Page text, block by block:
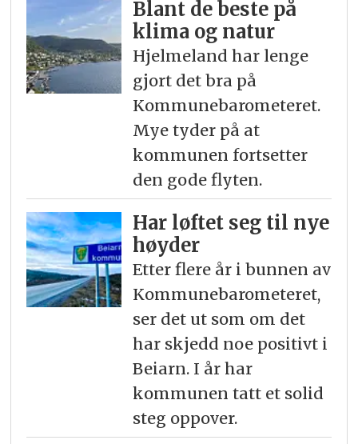
Blant de beste på
klima og natur
Hjelmeland har lenge
gjort det bra på
Kommunebarometeret.
Mye tyder på at
kommunen fortsetter
den gode flyten.
Har løftet seg til nye
høyder
Etter flere år i bunnen av
Kommunebarometeret,
ser det ut som om det
har skjedd noe positivt i
Beiarn. I år har
kommunen tatt et solid
steg oppover.